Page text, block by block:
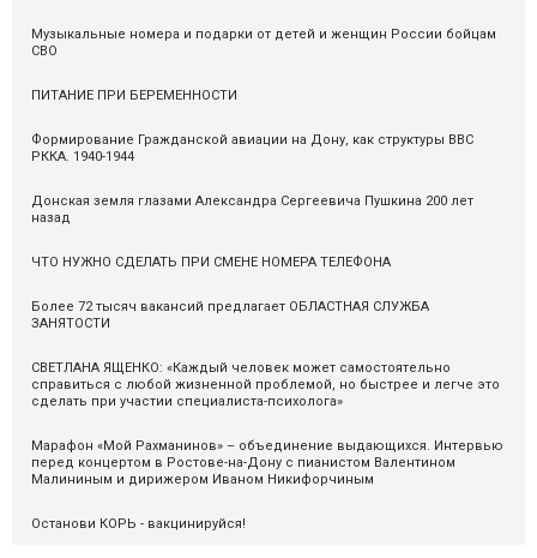
Музыкальные номера и подарки от детей и женщин России бойцам
СВО
ПИТАНИЕ ПРИ БЕРЕМЕННОСТИ
Формирование Гражданской авиации на Дону, как структуры ВВС
РККА. 1940-1944
Донская земля глазами Александра Сергеевича Пушкина 200 лет
назад
ЧТО НУЖНО СДЕЛАТЬ ПРИ СМЕНЕ НОМЕРА ТЕЛЕФОНА
Более 72 тысяч вакансий предлагает ОБЛАСТНАЯ СЛУЖБА
ЗАНЯТОСТИ
СВЕТЛАНА ЯЩЕНКО: «Каждый человек может самостоятельно
справиться с любой жизненной проблемой, но быстрее и легче это
сделать при участии специалиста-психолога»
Марафон «Мой Рахманинов» – объединение выдающихся. Интервью
перед концертом в Ростове-на-Дону с пианистом Валентином
Малининым и дирижером Иваном Никифорчиным
Останови КОРЬ - вакцинируйся!